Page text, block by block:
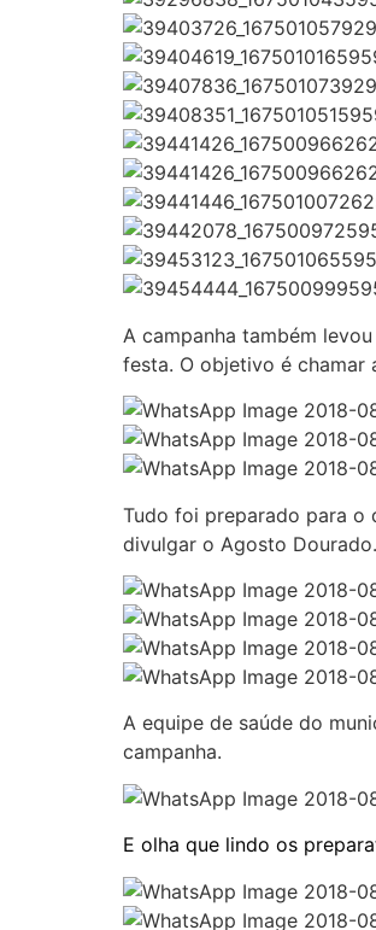
A campanha também
festa. O objetivo é chamar
Tudo foi preparado para o
divulgar o Agosto Dourado.
A equipe de saúde do
campanha.
E olha que lindo os